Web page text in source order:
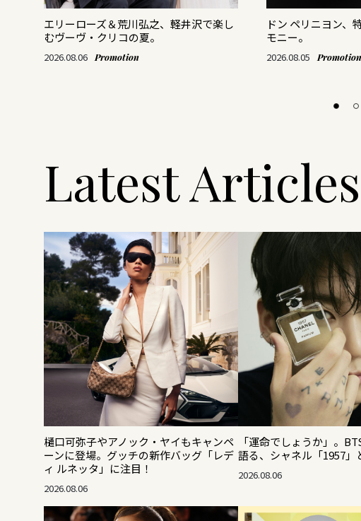
エリーローズ＆荒川弘之、軽井沢で楽し
むヴーヴ・クリコの夏。
2026.08.06 Promotion
ドン ペリニヨン、
モニー。
2026.08.05 Promotion
Latest Articles
樋口可弥子やアノック・ヤイもキャンペ
ーンに登場。グッチの新作バッグ「レデ
ィ ルネッタ」に注目！
2026.08.06
「運命でしょうか」。
語る、シャネル「1957」
2026.08.06